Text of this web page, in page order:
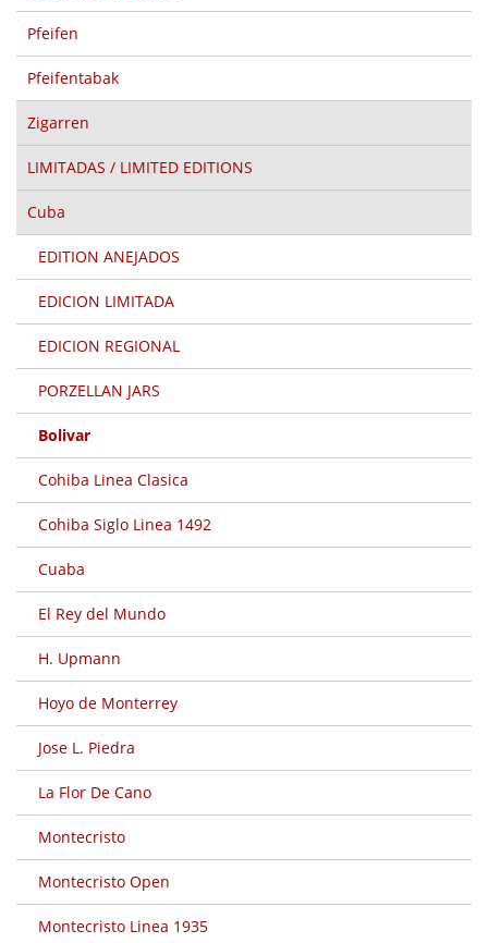
Pfeifen
Pfeifentabak
Zigarren
LIMITADAS / LIMITED EDITIONS
Cuba
EDITION ANEJADOS
EDICION LIMITADA
EDICION REGIONAL
PORZELLAN JARS
Bolivar
Cohiba Linea Clasica
Cohiba Siglo Linea 1492
Cuaba
El Rey del Mundo
H. Upmann
Hoyo de Monterrey
Jose L. Piedra
La Flor De Cano
Montecristo
Montecristo Open
Montecristo Linea 1935